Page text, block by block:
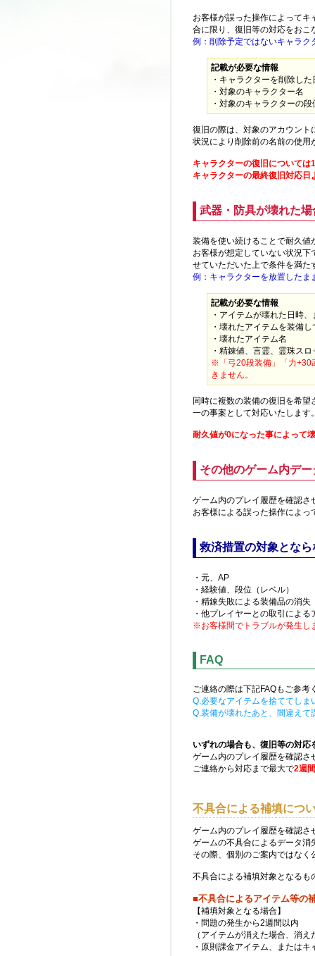
お客様が誤った操作によって
合に限り、復旧等の対応をおこ
例：削除予定ではないキャラク
記載が必要な情報
・キャラクターを削除した
・対象のキャラクター名
・対象のキャラクターの
復旧の際は、対象のアカウント
状況により削除前の名前の使用
キャラクターの復旧について
キャラクターの最終復旧対応
武器・防具が壊れた場
装備を使い続けることで耐久
お客様が想定していない状況
せていただいた上で条件を満た
例：キャラクターを放置したま
記載が必要な情報
・アイテムが壊れた日時
・壊れたアイテムを装備
・壊れたアイテム名
・精錬値、言霊、霊珠ス
※「弓20段装備」「力+30
きません。
同時に複数の装備の復旧を希
一の事案として対応いたします
耐久値が0になった事によって
その他のゲーム内デ
ゲーム内のプレイ履歴を確認さ
お客様による誤った操作によ
救済措置の対象となら
・元、AP
・経験値、段位（レベル）
・精錬失敗による装備品の消失
・他プレイヤーとの取引による
※お客様間でトラブルが発生し
FAQ
ご連絡の際は下記FAQもご参考
Q.必要なアイテムを捨ててし
Q.装備が壊れたあと、間違え
いずれの場合も、復旧等の対
ゲーム内のプレイ履歴を確認さ
ご連絡から対応まで最大で2週
不具合による補填につ
ゲーム内のプレイ履歴を確認さ
ゲームの不具合によるデータ消
その際、個別のご案内ではな
不具合による補填対象となるも
■不具合によるアイテム等の
【補填対象となる場合】
・問題の発生から2週間以内
（アイテムが消えた場合、消
・原則課金アイテム、または